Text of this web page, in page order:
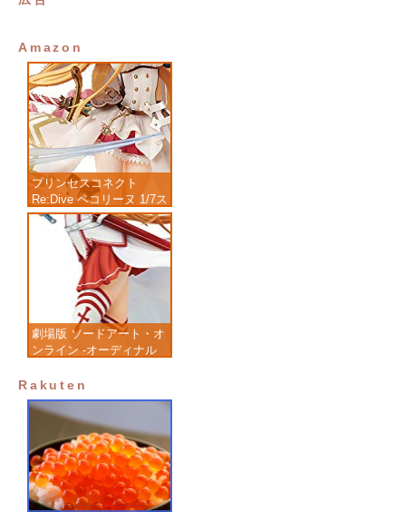
Amazon
プリンセスコネクト
Re:Dive ペコリーヌ 1/7ス
ケール 塗装済み完成品フ
ィギュア
劇場版 ソードアート・オ
ンライン -オーディナル
成品フィギュア
Rakuten